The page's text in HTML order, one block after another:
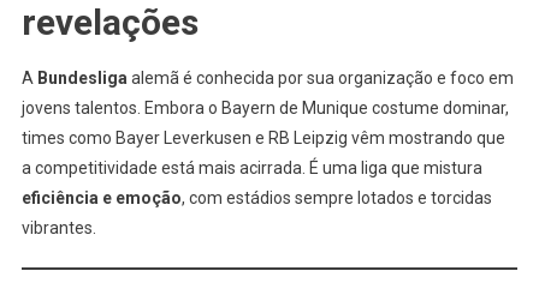
revelações
A Bundesligaalemã é conhecida por sua organização e foco em
jovens talentos. Embora o Bayern de Munique costume dominar,
times como Bayer Leverkusen e RB Leipzig vêm mostrando que
a competitividade está mais acirrada. É uma liga que mistura
eficiência e emoção, com estádios sempre lotados e torcidas
vibrantes.